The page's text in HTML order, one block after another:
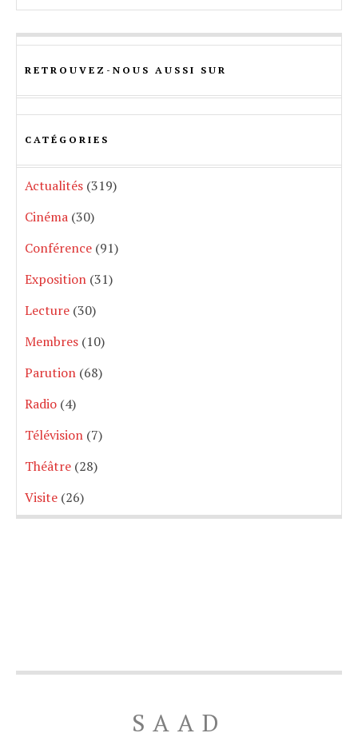
RETROUVEZ-NOUS AUSSI SUR
CATÉGORIES
Actualités (319)
Cinéma (30)
Conférence (91)
Exposition (31)
Lecture (30)
Membres (10)
Parution (68)
Radio (4)
Télévision (7)
Théâtre (28)
Visite (26)
SAAD